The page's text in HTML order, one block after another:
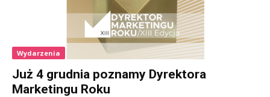
Wydarzenia
Już 4 grudnia poznamy Dyrektora
Marketingu Roku